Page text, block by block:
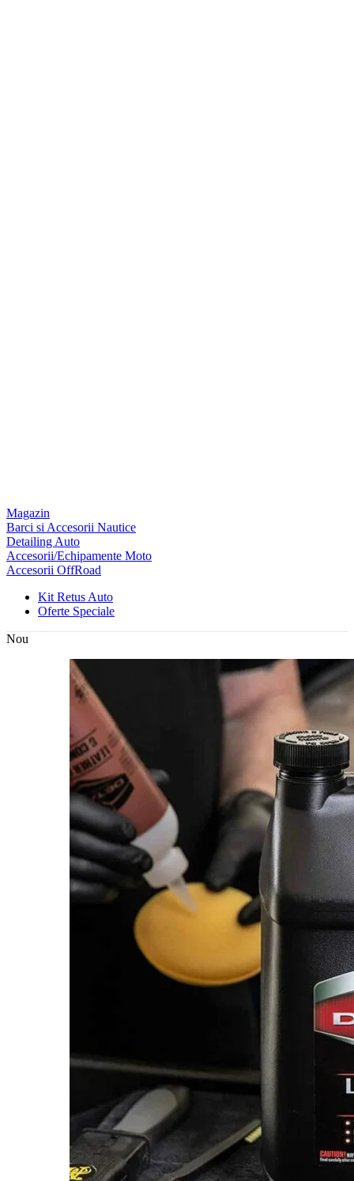
Magazin
Barci si Accesorii Nautice
Detailing Auto
Accesorii/Echipamente Moto
Accesorii OffRoad
Kit Retus Auto
Oferte Speciale
Nou